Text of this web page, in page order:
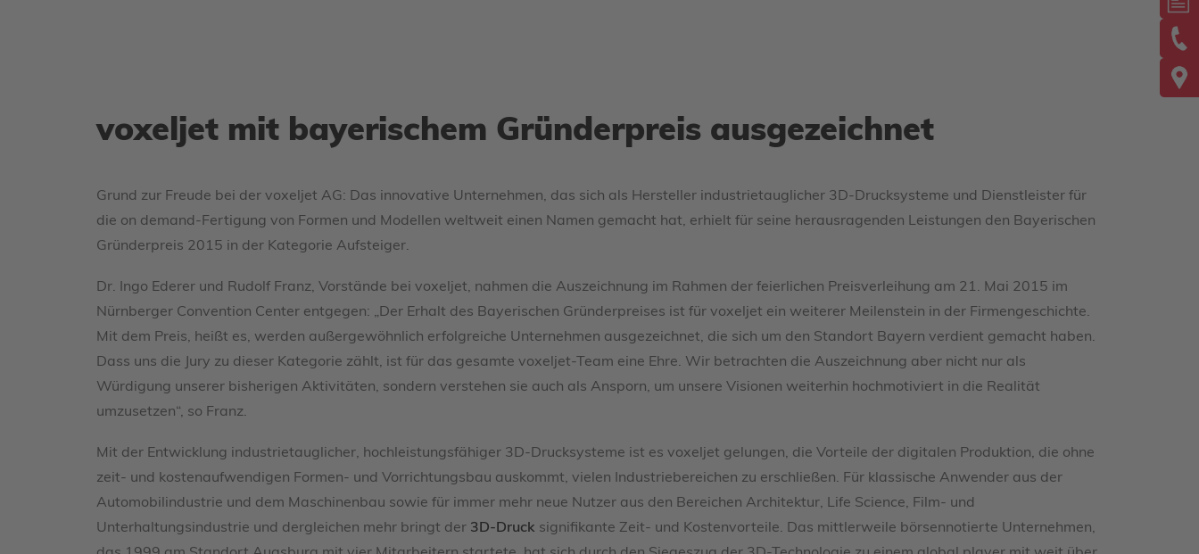
voxeljet mit bayerischem Gründerpreis ausgezeichnet
Grund zur Freude bei der voxeljet AG: Das innovative Unternehmen, das sich als Hersteller industrietauglicher 3D-Drucksysteme und Dienstleister für
die on demand-Fertigung von Formen und Modellen weltweit einen Namen gemacht hat, erhielt für seine herausragenden Leistungen den Bayerischen
Gründerpreis 2015 in der Kategorie Aufsteiger.
Dr. Ingo Ederer und Rudolf Franz, Vorstände bei voxeljet, nahmen die Auszeichnung im Rahmen der feierlichen Preisverleihung am 21. Mai 2015 im
Nürnberger Convention Center entgegen: „Der Erhalt des Bayerischen Gründerpreises ist für voxeljet ein weiterer Meilenstein in der Firmengeschichte.
Mit dem Preis, heißt es, werden außergewöhnlich erfolgreiche Unternehmen ausgezeichnet, die sich um den Standort Bayern verdient gemacht haben.
Dass uns die Jury zu dieser Kategorie zählt, ist für das gesamte voxeljet-Team eine Ehre. Wir betrachten die Auszeichnung aber nicht nur als
Würdigung unserer bisherigen Aktivitäten, sondern verstehen sie auch als Ansporn, um unsere Visionen weiterhin hochmotiviert in die Realität
umzusetzen“, so Franz.
Mit der Entwicklung industrietauglicher, hochleistungsfähiger 3D-Drucksysteme ist es voxeljet gelungen, die Vorteile der digitalen Produktion, die ohne
zeit- und kostenaufwendigen Formen- und Vorrichtungsbau auskommt, vielen Industriebereichen zu erschließen. Für klassische Anwender aus der
Automobilindustrie und dem Maschinenbau sowie für immer mehr neue Nutzer aus den Bereichen Architektur, Life Science, Film- und
Unterhaltungsindustrie und dergleichen mehr bringt der 3D-Druck signifikante Zeit- und Kostenvorteile. Das mittlerweile börsennotierte Unternehmen,